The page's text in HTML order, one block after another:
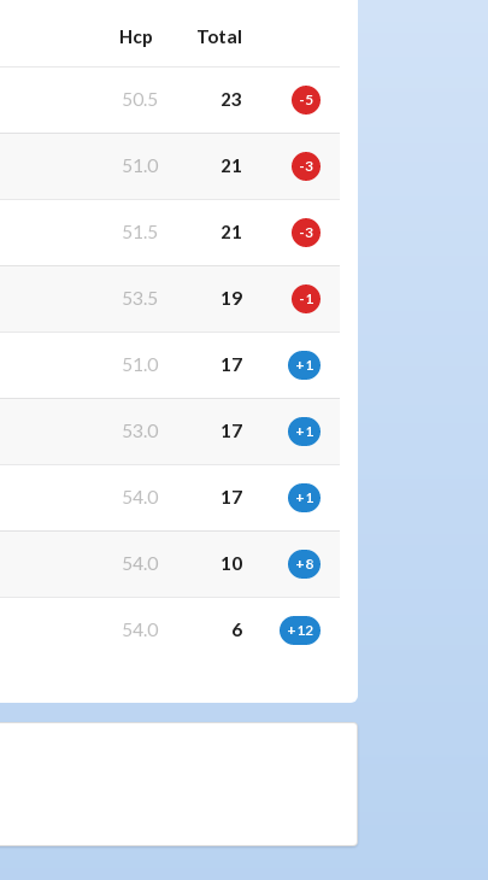
Hcp Total
50.5 23 -5
51.0 21 -3
51.5 21 -3
53.5 19 -1
51.0 17 +1
53.0 17 +1
54.0 17 +1
54.0 10 +8
54.0 6 +12